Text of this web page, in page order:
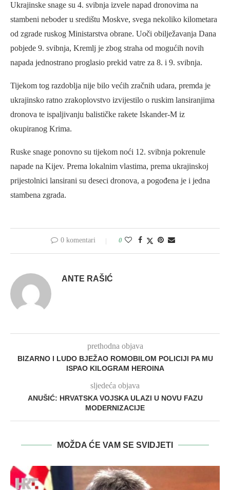
Ukrajinske snage su 4. svibnja izvele napad dronovima na
stambeni neboder u središtu Moskve, svega nekoliko kilometara
od zgrade ruskog Ministarstva obrane. Uoči obilježavanja Dana
pobjede 9. svibnja, Kremlj je zbog straha od mogućih novih
napada jednostrano proglasio prekid vatre za 8. i 9. svibnja.
Tijekom tog razdoblja nije bilo većih zračnih udara, premda je
ukrajinsko ratno zrakoplovstvo izvijestilo o ruskim lansiranjima
dronova te ispaljivanju balističke rakete Iskander-M iz
okupiranog Krima.
Ruske snage ponovno su tijekom noći 12. svibnja pokrenule
napade na Kijev. Prema lokalnim vlastima, prema ukrajinskoj
prijestolnici lansirani su deseci dronova, a pogođena je i jedna
stambena zgrada.
0 komentari 0
ANTE RAŠIĆ
prethodna objava
BIZARNO I LUDO BJEŽAO ROMOBILOM POLICIJI PA MU
ISPAO KILOGRAM HEROINA
sljedeća objava
ANUŠIĆ: HRVATSKA VOJSKA ULAZI U NOVU FAZU
MODERNIZACIJE
MOŽDA ĆE VAM SE SVIDJETI